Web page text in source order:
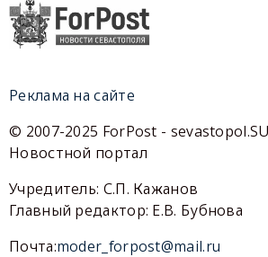
Реклама на сайте
© 2007-2025 ForPost - sevastopol.SU
Новостной портал
Учредитель: С.П. Кажанов
Главный редактор: Е.В. Бубнова
Почта:moder_forpost@mail.ru